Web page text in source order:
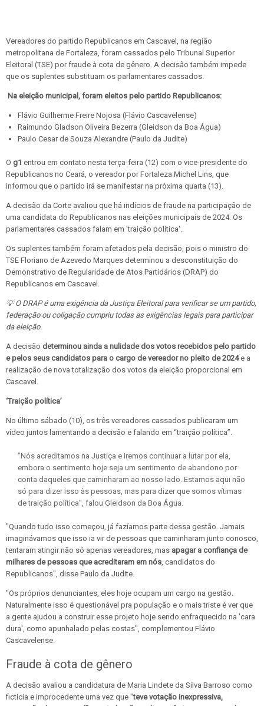
Vereadores do partido Republicanos em Cascavel, na região
metropolitana de Fortaleza, foram cassados pelo Tribunal Superior
Eleitoral (TSE) por fraude à cota de gênero. A decisão também impede
que os suplentes substituam os parlamentares cassados.
Na eleição municipal, foram eleitos pelo partido Republicanos:
Flávio Guilherme Freire Nojosa (Flávio Cascavelense)
Raimundo Gladson Oliveira Bezerra (Gleidson da Boa Água)
Paulo Cesar de Souza Alexandre (Paulo da Judite)
O g1 entrou em contato nesta terça-feira (12) com o vice-presidente do
Republicanos no Ceará, o vereador por Fortaleza Michel Lins, que
informou que o partido irá se manifestar na próxima quarta (13).
A decisão da Corte avaliou que há indícios de fraude na participação de
uma candidata do Republicanos nas eleições municipais de 2024. Os
parlamentares cassados falam em 'traição política'.
Os suplentes também foram afetados pela decisão, pois o ministro do
TSE Floriano de Azevedo Marques determinou a desconstituição do
Demonstrativo de Regularidade de Atos Partidários (DRAP) do
Republicanos em Cascavel.
💡 O DRAP é uma exigência da Justiça Eleitoral para verificar se um partido,
federação ou coligação cumpriu todas as exigências legais para participar
da eleição.
A decisão determinou ainda a nulidade dos votos recebidos pelo partido
e pelos seus candidatos para o cargo de vereador no pleito de 2024e a
realização de nova totalização dos votos da eleição proporcional em
Cascavel.
‘Traição política’
No último sábado (10), os três vereadores cassados publicaram um
vídeo juntos lamentando a decisão e falando em “traição política”.
"Nós acreditamos na Justiça e iremos continuar a lutar por ela,
embora o sentimento hoje seja um sentimento de abandono por
conta daqueles que caminharam ao nosso lado. Estamos aqui não
só para dizer isso às pessoas, mas para dizer que somos vítimas
de traição política", falou Gleidson da Boa Água.
"Quando tudo isso começou, já fazíamos parte dessa gestão. Jamais
imaginávamos que isso ia vir de pessoas que caminharam junto conosco,
tentaram atingir não só apenas vereadores, mas apagar a confiança de
milhares de pessoas que acreditaram em nós , candidatos do
Republicanos", disse Paulo da Judite.
"Os próprios denunciantes, eles hoje ocupam um cargo na gestão.
Naturalmente isso é questionável pra população e o mais triste é ver que
a gente ajudou a construir esse projeto hoje sendo enfraquecido na 'cara
dura', como apunhalado pelas costas", complementou Flávio
Cascavelense.
Fraude à cota de gênero
A decisão avaliou a candidatura de Maria Lindete da Silva Barroso como
fictícia e improcedente uma vez que "teve votação inexpressiva,